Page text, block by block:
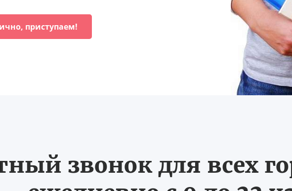
приступаем!
звонок для всех